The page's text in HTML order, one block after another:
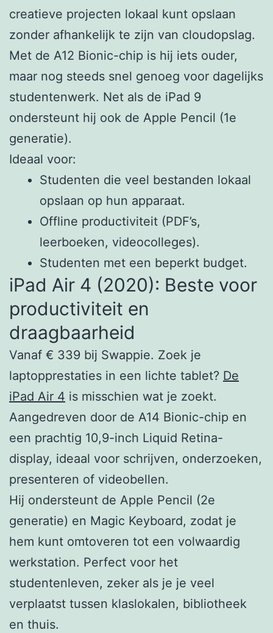
creatieve projecten lokaal kunt opslaan
zonder afhankelijk te zijn van cloudopslag.
Met de A12 Bionic-chip is hij iets ouder,
maar nog steeds snel genoeg voor dagelijks
studentenwerk. Net als de iPad 9
ondersteunt hij ook de Apple Pencil (1e
generatie).
Ideaal voor:
Studenten die veel bestanden lokaal
opslaan op hun apparaat.
Offline productiviteit (PDF’s,
leerboeken, videocolleges).
Studenten met een beperkt budget.
iPad Air 4 (2020): Beste voor
productiviteit en
draagbaarheid
Vanaf € 339 bij Swappie. Zoek je
laptopprestaties in een lichte tablet? De
iPad Air 4 is misschien wat je zoekt.
Aangedreven door de A14 Bionic-chip en
een prachtig 10,9-inch Liquid Retina-
display, ideaal voor schrijven, onderzoeken,
presenteren of videobellen.
Hij ondersteunt de Apple Pencil (2e
generatie) en Magic Keyboard, zodat je
hem kunt omtoveren tot een volwaardig
werkstation. Perfect voor het
studentenleven, zeker als je je veel
verplaatst tussen klaslokalen, bibliotheek
en thuis.